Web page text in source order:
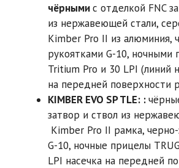
чёрнымис отделкой FNC
из нержавеющей стали,
Kimber Pro II из алюминия,
рукоятками G-10, ночными
Tritium Pro и 30 LPI (линий
на передней поверхности
KIMBER EVO SP TLE: :
затвор и ствол из
Kimber Pro II рамка,
G-10, ночные прицелы
LPI насечка на передней